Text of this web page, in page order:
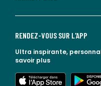
RENDEZ-VOUS SUR L'APP
Ultra inspirante,
savoir plus
lien vers l'app store
lien vers google play